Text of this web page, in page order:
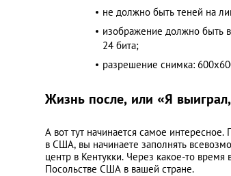
не должно быть теней на
изображение должно быть
24 бита;
разрешение снимка:
Жизнь после, или «Я
А вот тут начинается самое
в США, вы начинаете заполнять
центр в Кентукки. Через какое-то
Посольстве США в вашей стране.